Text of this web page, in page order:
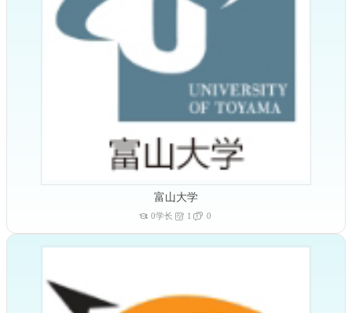
富山大学
0学长 1 0